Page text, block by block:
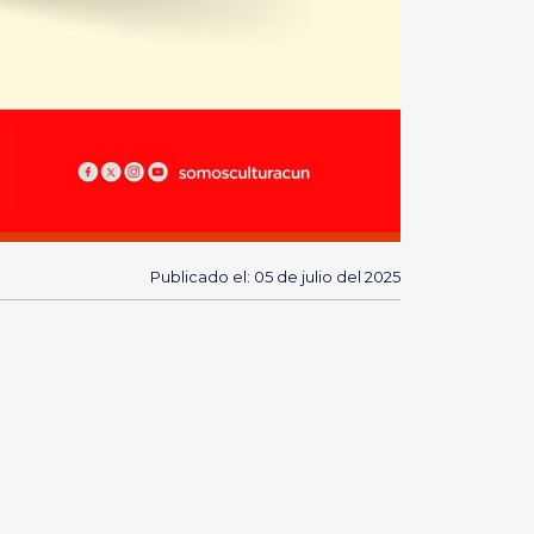
Publicado el: 05 de julio del 2025